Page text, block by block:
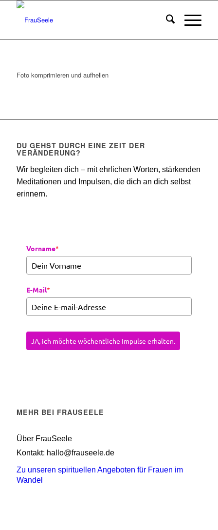
Foto komprimieren und aufhellen
DU GEHST DURCH EINE ZEIT DER
VERÄNDERUNG?
Wir begleiten dich – mit ehrlichen Worten, stärkenden
Meditationen und Impulsen, die dich an dich selbst
erinnern.
Vorname*
E-Mail*
JA, ich möchte wöchentliche Impulse erhalten.
MEHR BEI FRAUSEELE
Über FrauSeele
Kontakt: hallo@frauseele.de
Zu unseren spirituellen Angeboten für Frauen im
Wandel